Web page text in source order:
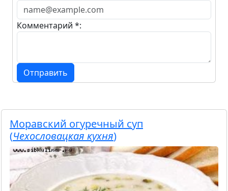
Комментарий *:
Отправить
Моравский огуречный суп
(Чехословацкая кухня)